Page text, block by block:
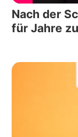
Nach der
für Jahre